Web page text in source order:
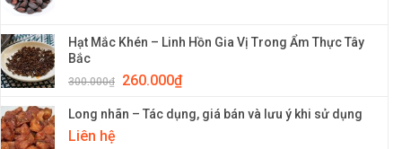
Hạt Mắc Khén – Linh Hồn Gia Vị Trong Ẩm Thực Tây
Bắc
300.000₫ 260.000₫
Long nhãn – Tác dụng, giá bán và lưu ý khi sử dụng
Liên hệ